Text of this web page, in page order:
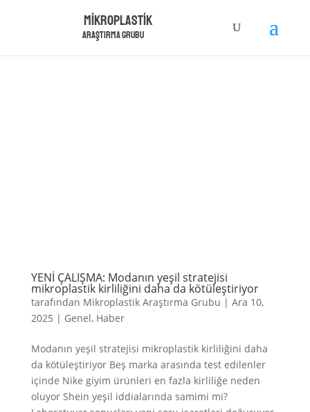
Mikroplastik
Araştırma Grubu
YENİ ÇALIŞMA: Modanın yeşil stratejisi
mikroplastik kirliliğini daha da kötüleştiriyor
tarafından Mikroplastik Araştırma Grubu | Ara 10,
2025 | Genel, Haber
Modanın yeşil stratejisi mikroplastik kirliliğini daha
da kötüleştiriyor Beş marka arasında test edilenler
içinde Nike giyim ürünleri en fazla kirliliğe neden
oluyor Shein yeşil iddialarında samimi mi?